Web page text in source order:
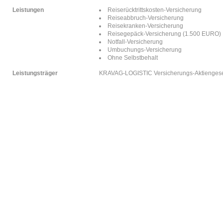
Leistungen
Reiserücktrittskosten-Versicherung
Reiseabbruch-Versicherung
Reisekranken-Versicherung
Reisegepäck-Versicherung (1.500 EURO)
Notfall-Versicherung
Umbuchungs-Versicherung
Ohne Selbstbehalt
Leistungsträger
KRAVAG-LOGISTIC Versicherungs-